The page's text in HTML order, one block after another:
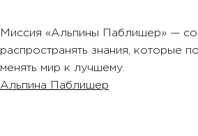
Миссия «Альпины Паблишер» —
распространять знания, которые
менять мир к лучшему.
Альпина Паблишер